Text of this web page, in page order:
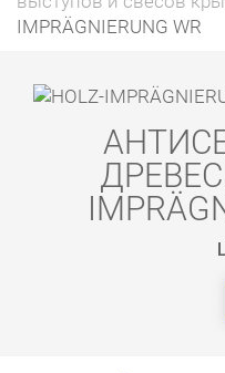
IMPRÄGNIERUNG WR